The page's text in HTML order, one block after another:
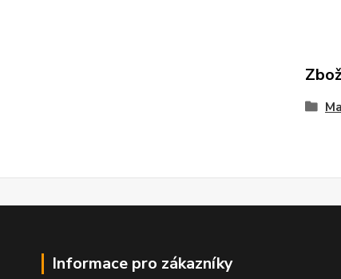
Informace pro zákazníky